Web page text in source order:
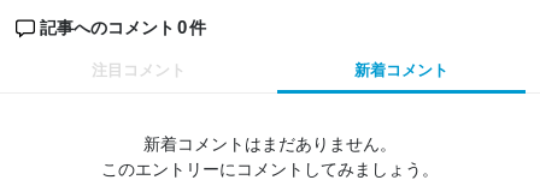
記事へのコメント 0件
注目コメント 新着コメント
新着コメントはまだありません。
このエントリーにコメントしてみましょう。